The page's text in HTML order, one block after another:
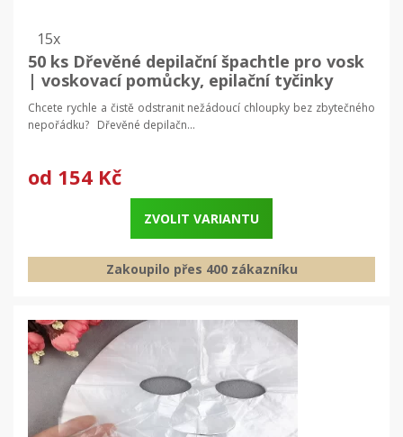
15x
50 ks Dřevěné depilační špachtle pro vosk
| voskovací pomůcky, epilační tyčinky
Chcete rychle a čistě odstranit nežádoucí chloupky bez zbytečného
nepořádku? Dřevěné depilačn...
od 154 Kč
ZVOLIT VARIANTU
Zakoupilo přes 400 zákazníku